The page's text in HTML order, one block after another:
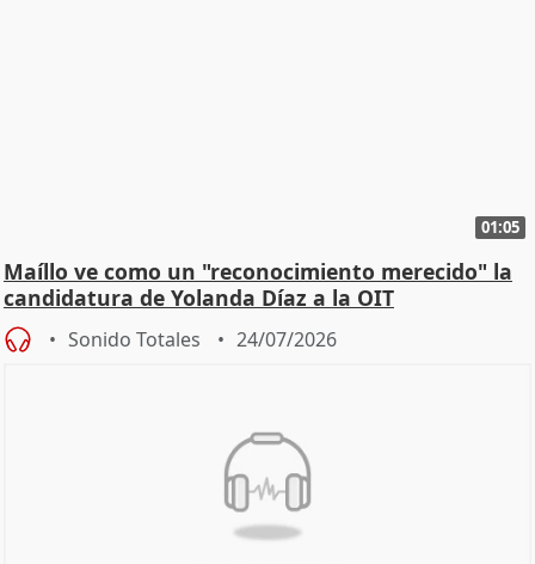
01:05
Maíllo ve como un "reconocimiento merecido" la
candidatura de Yolanda Díaz a la OIT
Sonido Totales 24/07/2026